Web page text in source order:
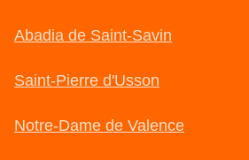
Abadia de Saint-Savin
Saint-Pierre d'Usson
Notre-Dame de Valence